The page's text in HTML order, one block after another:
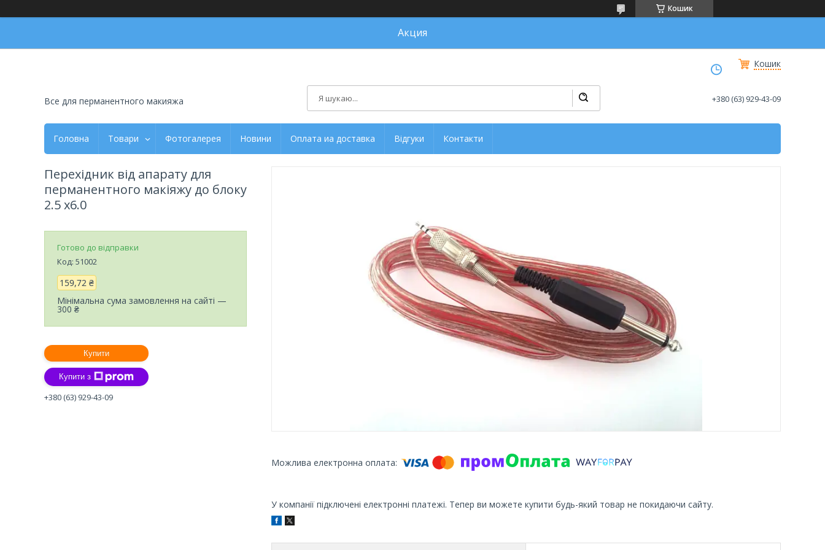
Кошик
Акция
Кошик
Все для перманентного макияжа +380 (63) 929-43-09
Головна Товари Фотогалерея Новини Оплата иа доставка Відгуки Контакти
У компанії підключені електронні платежі. Тепер ви можете купити будь-який товар не покидаючи сайту.
Перехідник від апарату для
перманентного макіяжу до блоку
2.5 х6.0
Готово до відправки
Код: 51002
159,72 ₴
Мінімальна сума замовлення на сайті —
300 ₴
Купити
Купити з
+380 (63) 929-43-09